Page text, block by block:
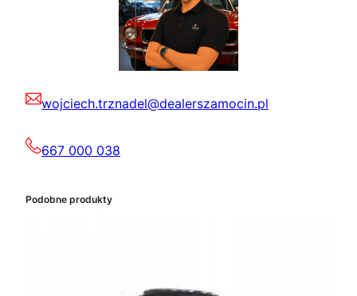
wojciech.trznadel@dealerszamocin.pl
667 000 038
Podobne produkty